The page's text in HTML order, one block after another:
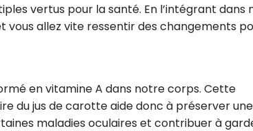
vertus pour la santé. En l’intégrant dans
vous allez vite ressentir des changements
en vitamine A dans notre corps. Cette
du jus de carotte aide donc à préserver une
maladies oculaires et contribuer à